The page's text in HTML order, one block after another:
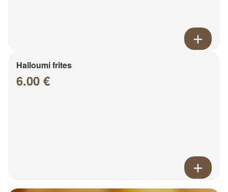
Halloumi frites
6.00 €